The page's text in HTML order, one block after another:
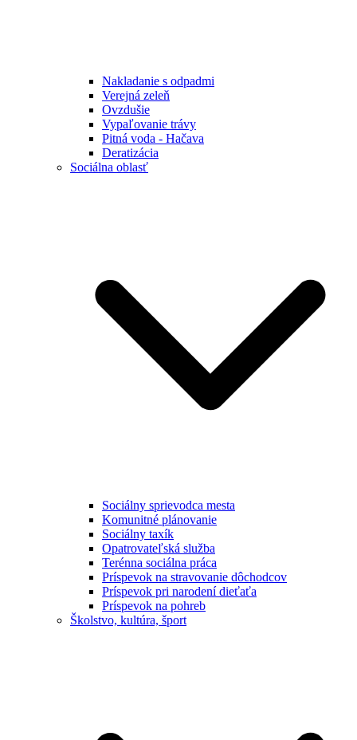
Nakladanie s odpadmi
Verejná zeleň
Ovzdušie
Vypaľovanie trávy
Pitná voda - Hačava
Deratizácia
Sociálna oblasť
Sociálny sprievodca mesta
Komunitné plánovanie
Sociálny taxík
Opatrovateľská služba
Terénna sociálna práca
Príspevok na stravovanie dôchodcov
Príspevok pri narodení dieťaťa
Príspevok na pohreb
Školstvo, kultúra, šport